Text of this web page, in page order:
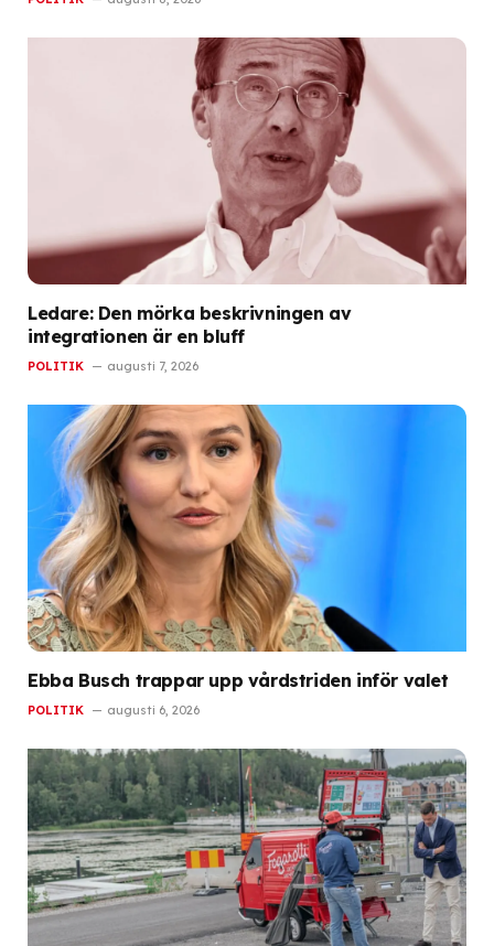
Ledare: Den mörka beskrivningen av
integrationen är en bluff
POLITIK augusti 7, 2026
Ebba Busch trappar upp vårdstriden inför valet
POLITIK augusti 6, 2026